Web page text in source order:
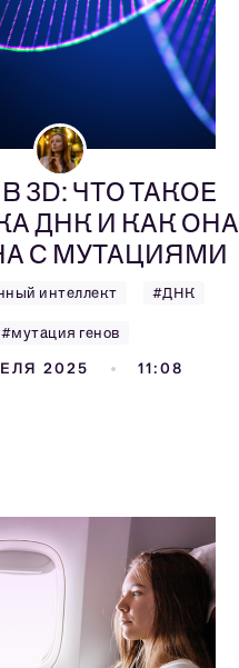
3D: ЧТО ТАКОЕ
ДНК И КАК ОНА
С МУТАЦИЯМИ
интеллект #ДНК
#мутация генов
2025 11:08